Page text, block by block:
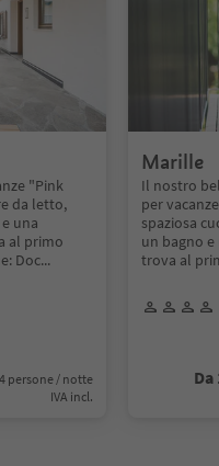
"Pink
da letto,
una
al primo
Doc...
persone / notte
IVA incl.
Marille
Il nostro
per
spaziosa
un bagno
trova al
Da